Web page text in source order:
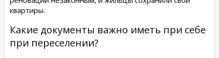
квартиры.
Какие документы важно иметь при себе
при переселении?